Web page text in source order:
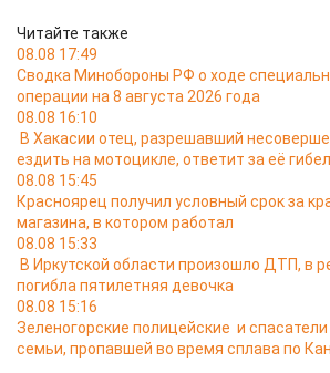
Читайте также
08.08 17:49
Сводка Минобороны РФ о ходе
операции на 8 августа 2026 года
08.08 16:10
В Хакасии отец, разрешавший
ездить на мотоцикле, ответит за её
08.08 15:45
Красноярец получил условный срок за
магазина, в котором работал
08.08 15:33
В Иркутской области произошло ДТП, в
погибла пятилетняя девочка
08.08 15:16
Зеленогорские полицейские и
семьи, пропавшей во время сплава по